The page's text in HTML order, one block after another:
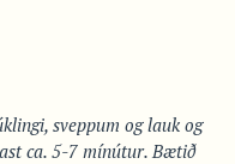
sveppum og lauk og
ca. 5-7 mínútur. Bætið